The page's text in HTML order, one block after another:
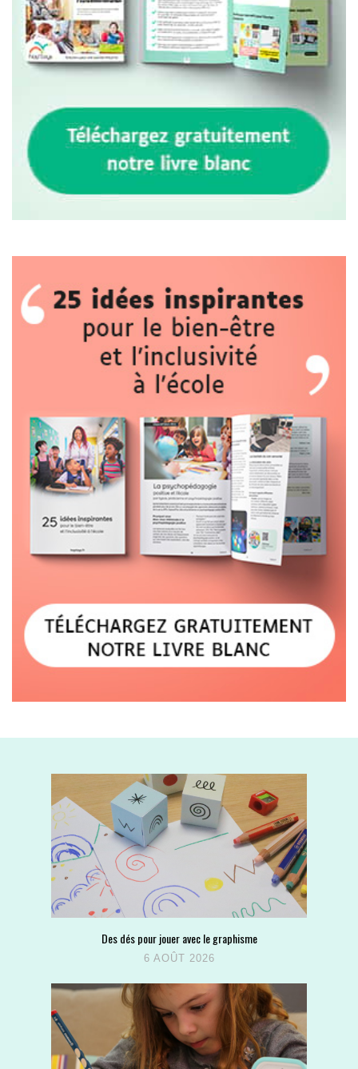
Des dés pour jouer avec le graphisme
6 AOÛT 2026